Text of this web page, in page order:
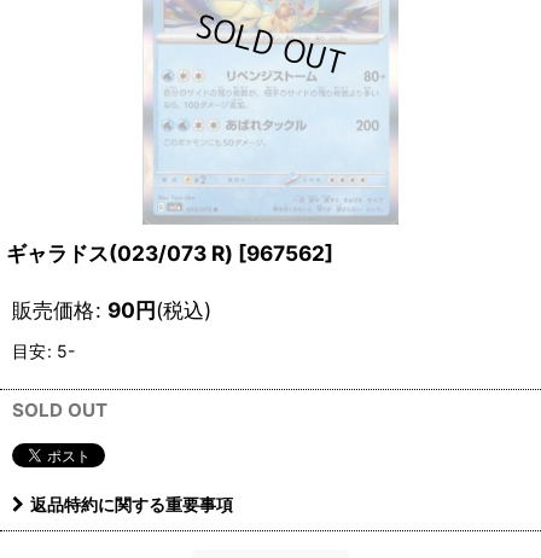
ギャラドス(023/073 R) [967562]
販売価格: 90円(税込)
目安: 5-
SOLD OUT
返品特約に関する重要事項